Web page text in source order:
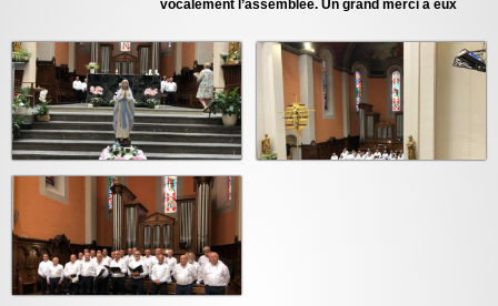
Enfants et jeunes
Photos
Contact
vocalement l’assemblée. Un grand merci à eux